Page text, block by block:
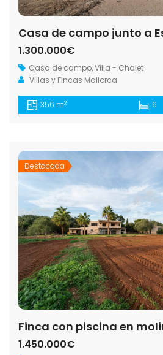
1.300.000€
Casa de campo,Villa - Chalet
Villas y Fincas Mallorca
356 m2 6
Destacada
1.450.000€